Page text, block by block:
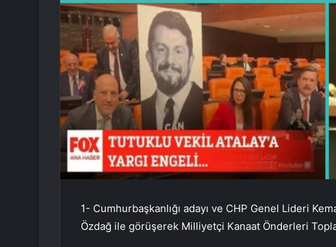
1- Cumhurbaşkanlığı adayı ve CHP Genel Lideri
Özdağ ile görüşerek Milliyetçi Kanaat Önderleri